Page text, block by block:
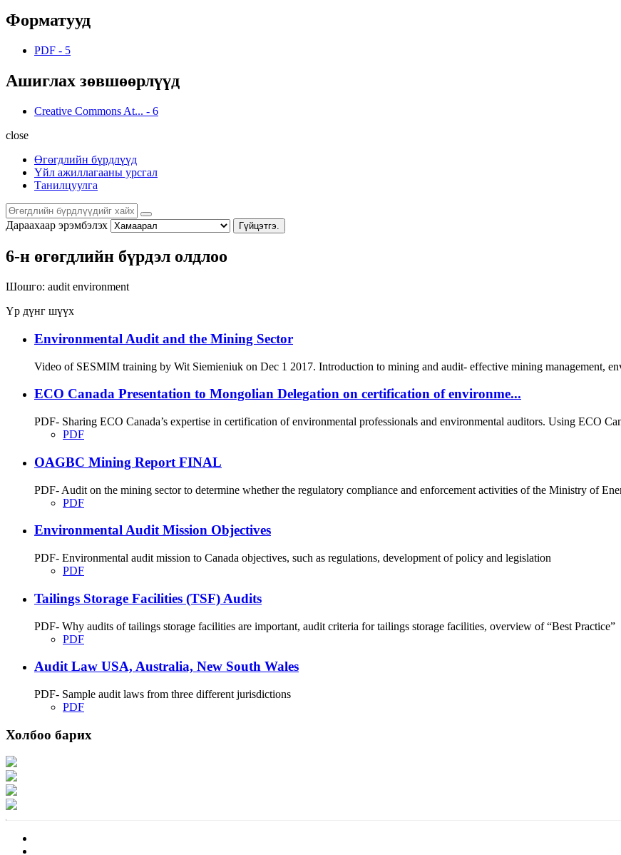
Форматууд
PDF - 5
Ашиглах зөвшөөрлүүд
Creative Commons At... - 6
close
Өгөгдлийн бүрдлүүд
Үйл ажиллагааны урсгал
Танилцуулга
Дараахаар эрэмбэлэх Гүйцэтгэ.
6-н өгөгдлийн бүрдэл олдлоо
Шошго: audit environment
Үр дүнг шүүх
Environmental Audit and the Mining Sector
Video of SESMIM training by Wit Siemieniuk on Dec 1 2017. Introduction to mining and audit- effective mining management,
ECO Canada Presentation to Mongolian Delegation on certification of environme...
PDF- Sharing ECO Canada’s expertise in certification of environmental professionals and environmental auditors. Using ECO
PDF
OAGBC Mining Report FINAL
PDF- Audit on the mining sector to determine whether the regulatory compliance and enforcement activities of the Ministry of
PDF
Environmental Audit Mission Objectives
PDF- Environmental audit mission to Canada objectives, such as regulations, development of policy and legislation
PDF
Tailings Storage Facilities (TSF) Audits
PDF- Why audits of tailings storage facilities are important, audit criteria for tailings storage facilities, overview of “Best Practice”
PDF
Audit Law USA, Australia, New South Wales
PDF- Sample audit laws from three different jurisdictions
PDF
Холбоо барих